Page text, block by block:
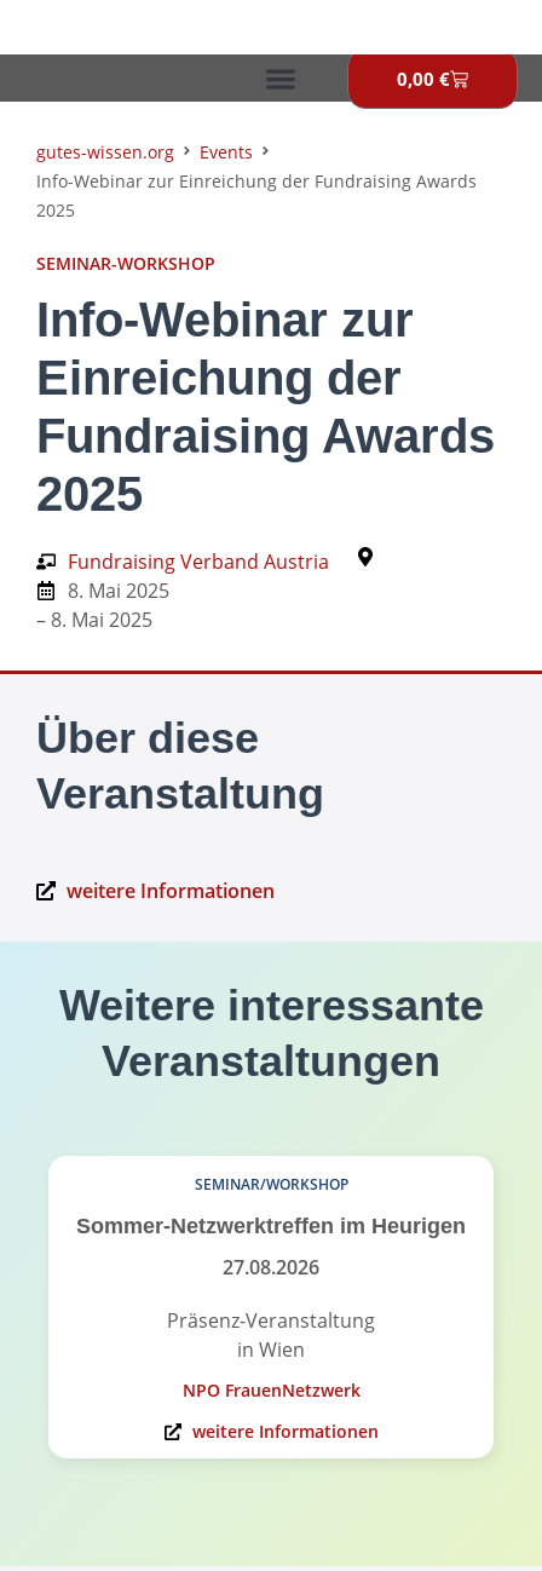
0,00 €
gutes-wissen.org
Events
Info-Webinar zur Einreichung der Fundraising Awards
2025
SEMINAR-WORKSHOP
Info-Webinar zur
Einreichung der
Fundraising Awards
2025
Fundraising Verband Austria
8. Mai 2025
– 8. Mai 2025
Über diese
Veranstaltung
weitere Informationen
Weitere interessante
Veranstaltungen
SEMINAR/WORKSHOP
Sommer-Netzwerktreffen im Heurigen
27.08.2026
Präsenz-Veranstaltung
in Wien
NPO FrauenNetzwerk
weitere Informationen